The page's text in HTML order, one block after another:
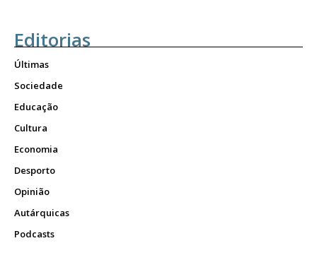
Editorias
Últimas
Sociedade
Educação
Cultura
Economia
Desporto
Opinião
Autárquicas
Podcasts